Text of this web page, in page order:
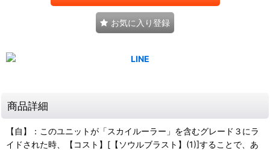
お気に入り登録
商品詳細
【自】：このユニットが「スカイルーラー」を含むグレード３にラ
イドされた時、【コスト】[【ソウルブラスト】(1)]することで、あ